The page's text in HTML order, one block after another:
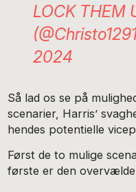
LOCK THEM
2024
Så lad os se på
scenarier, Harris’
hendes potentielle
Først de to mulige
første er den